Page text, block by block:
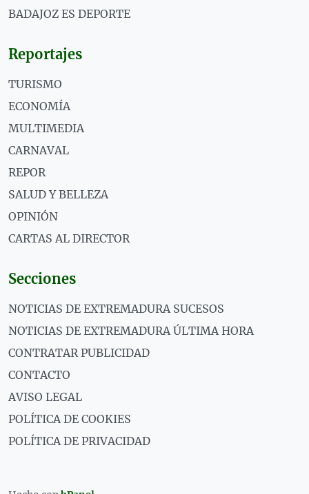
BADAJOZ ES DEPORTE
Reportajes
TURISMO
ECONOMÍA
MULTIMEDIA
CARNAVAL
REPOR
SALUD Y BELLEZA
OPINIÓN
CARTAS AL DIRECTOR
Secciones
NOTICIAS DE EXTREMADURA SUCESOS
NOTICIAS DE EXTREMADURA ÚLTIMA HORA
CONTRATAR PUBLICIDAD
CONTACTO
AVISO LEGAL
POLÍTICA DE COOKIES
POLÍTICA DE PRIVACIDAD